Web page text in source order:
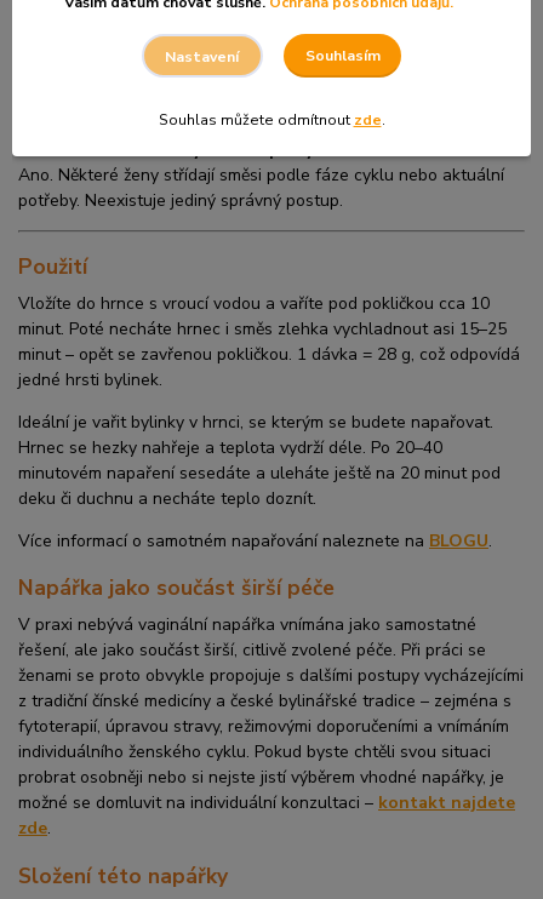
Kdy napářku raději nepoužívat?
Napářka se obvykle nedoporučuje během menstruace, v
těhotenství, při akutních zánětech nebo krátce po operačních
Ano. Některé ženy střídají směsi podle fáze cyklu nebo aktuální
potřeby. Neexistuje jediný správný postup.
Použití
Vložíte do hrnce s vroucí vodou a vaříte pod pokličkou cca 10
minut. Poté necháte hrnec i směs zlehka vychladnout asi 15–25
minut – opět se zavřenou pokličkou. 1 dávka = 28 g, což odpovídá
jedné hrsti bylinek.
Ideální je vařit bylinky v hrnci, se kterým se budete napařovat.
Hrnec se hezky nahřeje a teplota vydrží déle. Po 20–40
minutovém napaření sesedáte a uleháte ještě na 20 minut pod
deku či duchnu a necháte teplo doznít.
Více informací o samotném napařování naleznete na BLOGU.
Napářka jako součást širší péče
V praxi nebývá vaginální napářka vnímána jako samostatné
řešení, ale jako součást širší, citlivě zvolené péče. Při práci se
ženami se proto obvykle propojuje s dalšími postupy vycházejícími
z tradiční čínské medicíny a české bylinářské tradice – zejména s
fytoterapií, úpravou stravy, režimovými doporučeními a vnímáním
individuálního ženského cyklu. Pokud byste chtěli svou situaci
probrat osobněji nebo si nejste jistí výběrem vhodné napářky, je
možné se domluvit na individuální konzultaci – kontakt najdete
zde.
Složení této napářky
Nastavení Souhlasím
Souhlas můžete odmítnout zde.